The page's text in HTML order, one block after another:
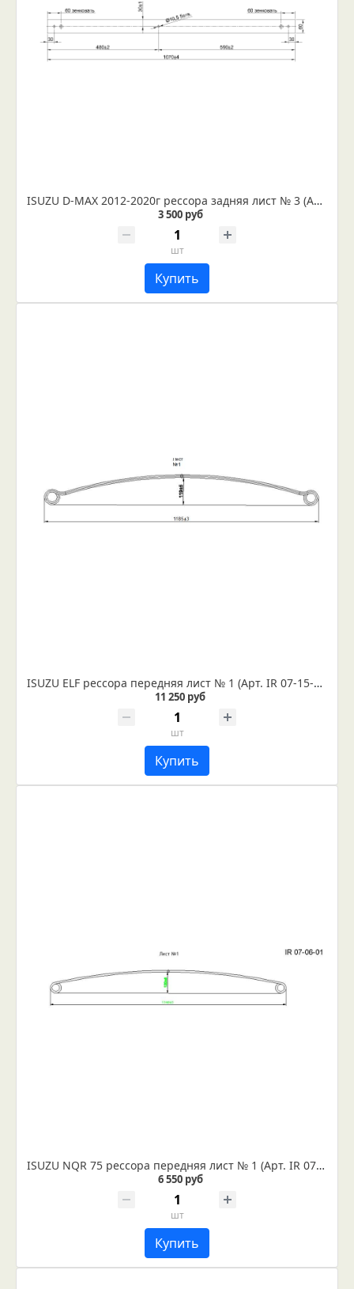
ISUZU D-MAX 2012-2020г рессора задняя лист № 3 (Арт. IR 07-16-03)
3 500 руб
шт
Купить
ISUZU ELF рессора передняя лист № 1 (Арт. IR 07-15-01в) Лист укомплектован сайлентблоками диаметром 16 мм
11 250 руб
шт
Купить
ISUZU NQR 75 рессора передняя лист № 1 (Арт. IR 07-06-01в) Лист укомплектован сайлентблоками диаметром 16 и 16,2 мм.
6 550 руб
шт
Купить